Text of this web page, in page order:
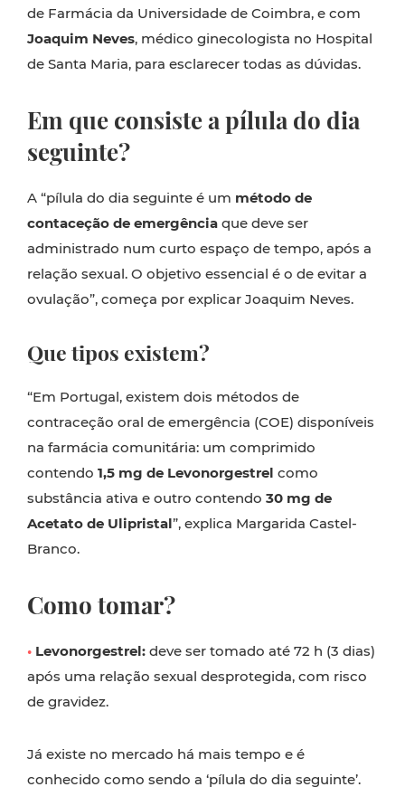
de Farmácia da Universidade de Coimbra, e com
Joaquim Neves, médico ginecologista no Hospital
de Santa Maria, para esclarecer todas as dúvidas.
Em que consiste a pílula do dia
seguinte?
A “pílula do dia seguinte é um método de
contaceção de emergência que deve ser
administrado num curto espaço de tempo, após a
relação sexual. O objetivo essencial é o de evitar a
ovulação”, começa por explicar Joaquim Neves.
Que tipos existem?
“Em Portugal, existem dois métodos de
contraceção oral de emergência (COE) disponíveis
na farmácia comunitária: um comprimido
contendo 1,5 mg de Levonorgestrel como
substância ativa e outro contendo 30 mg de
Acetato de Ulipristal”, explica Margarida Castel-
Branco.
Como tomar?
• Levonorgestrel: deve ser tomado até 72 h (3 dias)
após uma relação sexual desprotegida, com risco
de gravidez.
Já existe no mercado há mais tempo e é
conhecido como sendo a ‘pílula do dia seguinte’.